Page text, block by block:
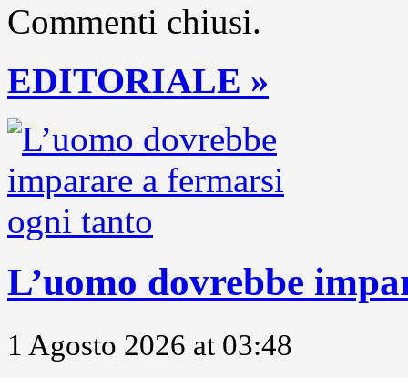
Commenti chiusi.
EDITORIALE »
L’uomo dovrebbe
1 Agosto 2026 at 03:48